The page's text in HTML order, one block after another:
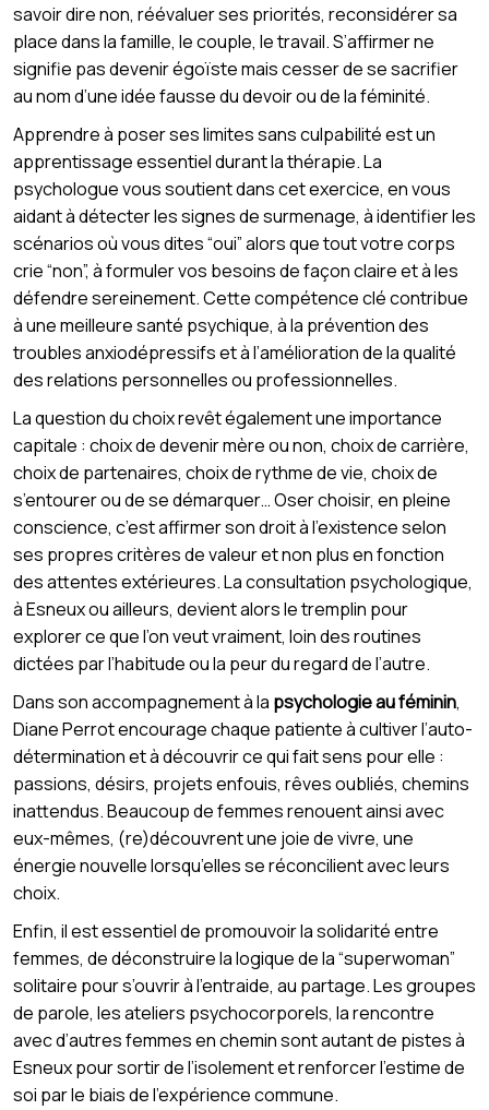
savoir dire non, réévaluer ses priorités, reconsidérer sa
place dans la famille, le couple, le travail. S’affirmer ne
signifie pas devenir égoïste mais cesser de se sacrifier
au nom d’une idée fausse du devoir ou de la féminité.
Apprendre à poser ses limites sans culpabilité est un
apprentissage essentiel durant la thérapie. La
psychologue vous soutient dans cet exercice, en vous
aidant à détecter les signes de surmenage, à identifier les
scénarios où vous dites “oui” alors que tout votre corps
crie “non”, à formuler vos besoins de façon claire et à les
défendre sereinement. Cette compétence clé contribue
à une meilleure santé psychique, à la prévention des
troubles anxiodépressifs et à l’amélioration de la qualité
des relations personnelles ou professionnelles.
La question du choix revêt également une importance
capitale : choix de devenir mère ou non, choix de carrière,
choix de partenaires, choix de rythme de vie, choix de
s’entourer ou de se démarquer… Oser choisir, en pleine
conscience, c’est affirmer son droit à l’existence selon
ses propres critères de valeur et non plus en fonction
des attentes extérieures. La consultation psychologique,
à Esneux ou ailleurs, devient alors le tremplin pour
explorer ce que l’on veut vraiment, loin des routines
dictées par l’habitude ou la peur du regard de l’autre.
Dans son accompagnement à la psychologie au féminin,
Diane Perrot encourage chaque patiente à cultiver l’auto-
détermination et à découvrir ce qui fait sens pour elle :
passions, désirs, projets enfouis, rêves oubliés, chemins
inattendus. Beaucoup de femmes renouent ainsi avec
eux-mêmes, (re)découvrent une joie de vivre, une
énergie nouvelle lorsqu’elles se réconcilient avec leurs
choix.
Enfin, il est essentiel de promouvoir la solidarité entre
femmes, de déconstruire la logique de la “superwoman”
solitaire pour s’ouvrir à l’entraide, au partage. Les groupes
de parole, les ateliers psychocorporels, la rencontre
avec d’autres femmes en chemin sont autant de pistes à
Esneux pour sortir de l’isolement et renforcer l’estime de
soi par le biais de l’expérience commune.